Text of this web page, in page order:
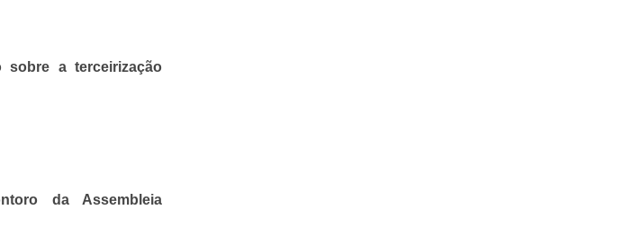
sobre a terceirização
da Assembleia